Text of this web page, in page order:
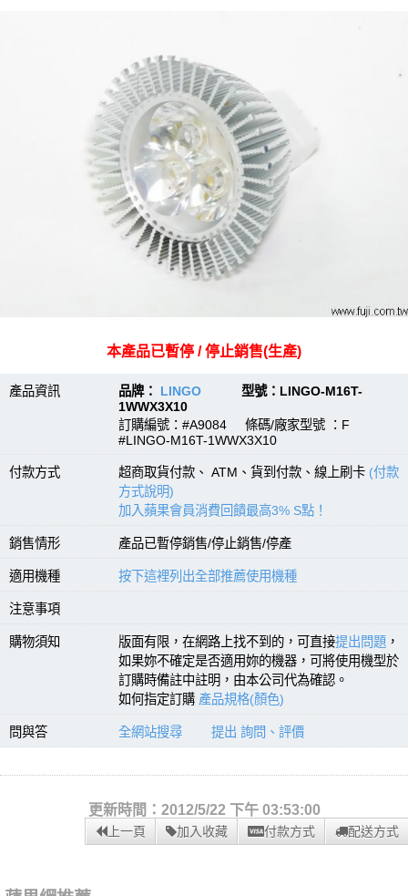
本產品已暫停 / 停止銷售(生產)
產品資訊 品牌： LINGO 型號：LINGO-M16T-
1WWX3X10
訂購編號：#A9084 條碼/廠家型號 ：F
#LINGO-M16T-1WWX3X10
付款方式 超商取貨付款、 ATM、貨到付款、線上刷卡 (付款
方式說明)
加入蘋果會員消費回饋最高3% S點！
銷售情形 產品已暫停銷售/停止銷售/停產
適用機種 按下這裡列出全部推薦使用機種
注意事項
購物須知 版面有限，在網路上找不到的，可直接提出問題 ，
如果妳不確定是否適用妳的機器，可將使用機型於
訂購時備註中註明，由本公司代為確認。
如何指定訂購 產品規格(顏色)
問與答 全網站搜尋 提出 詢問、評價
更新時間：2012/5/22 下午 03:53:00
上一頁 加入收藏 付款方式 配送方式